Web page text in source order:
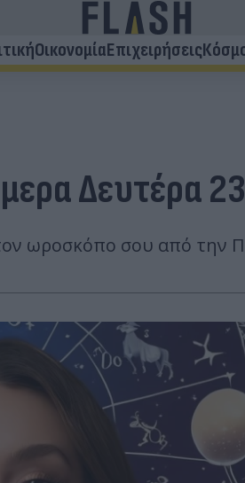
ΟικονομίαΕπιχειρήσεις
Δευτέρα
ωροσκόπο σου από